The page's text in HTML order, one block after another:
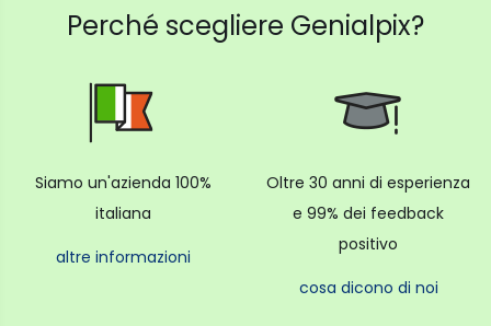
Perché scegliere Genialpix?
Siamo un'azienda 100%
italiana
altre informazioni
Oltre 30 anni di esperienza
e 99% dei feedback
positivo
cosa dicono di noi